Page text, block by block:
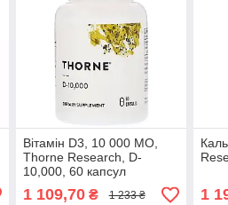
Вітамін D3, 10 000 МО,
Thorne Research, D-
10,000, 60 капсул
1 109,70₴ 1 233 ₴ 1